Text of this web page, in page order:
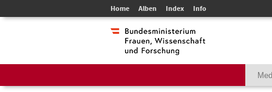
Home Alben Index Info